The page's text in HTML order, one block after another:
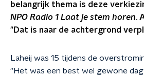
belangrijk thema is deze
NPO Radio 1 Laat je stem horen.
"Dat is naar de achtergrond
Laheij was 15 tijdens de
"Het was een best wel gewone